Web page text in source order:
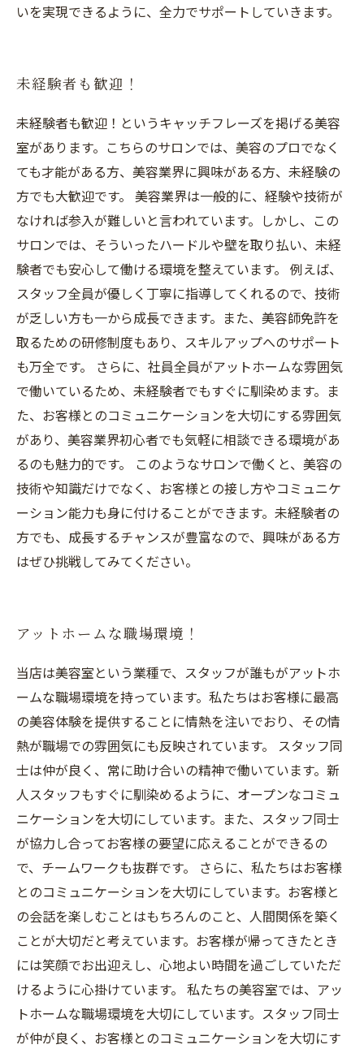
いを実現できるように、全力でサポートしていきます。
未経験者も歓迎！
未経験者も歓迎！というキャッチフレーズを掲げる美容
室があります。こちらのサロンでは、美容のプロでなく
ても才能がある方、美容業界に興味がある方、未経験の
方でも大歓迎です。 美容業界は一般的に、経験や技術が
なければ参入が難しいと言われています。しかし、この
サロンでは、そういったハードルや壁を取り払い、未経
験者でも安心して働ける環境を整えています。 例えば、
スタッフ全員が優しく丁寧に指導してくれるので、技術
が乏しい方も一から成長できます。また、美容師免許を
取るための研修制度もあり、スキルアップへのサポート
も万全です。 さらに、社員全員がアットホームな雰囲気
で働いているため、未経験者でもすぐに馴染めます。ま
た、お客様とのコミュニケーションを大切にする雰囲気
があり、美容業界初心者でも気軽に相談できる環境があ
るのも魅力的です。 このようなサロンで働くと、美容の
技術や知識だけでなく、お客様との接し方やコミュニケ
ーション能力も身に付けることができます。未経験者の
方でも、成長するチャンスが豊富なので、興味がある方
はぜひ挑戦してみてください。
アットホームな職場環境！
当店は美容室という業種で、スタッフが誰もがアットホ
ームな職場環境を持っています。私たちはお客様に最高
の美容体験を提供することに情熱を注いでおり、その情
熱が職場での雰囲気にも反映されています。 スタッフ同
士は仲が良く、常に助け合いの精神で働いています。新
人スタッフもすぐに馴染めるように、オープンなコミュ
ニケーションを大切にしています。また、スタッフ同士
が協力し合ってお客様の要望に応えることができるの
で、チームワークも抜群です。 さらに、私たちはお客様
とのコミュニケーションを大切にしています。お客様と
の会話を楽しむことはもちろんのこと、人間関係を築く
ことが大切だと考えています。お客様が帰ってきたとき
には笑顔でお出迎えし、心地よい時間を過ごしていただ
けるように心掛けています。 私たちの美容室では、アッ
トホームな職場環境を大切にしています。スタッフ同士
が仲が良く、お客様とのコミュニケーションを大切にす